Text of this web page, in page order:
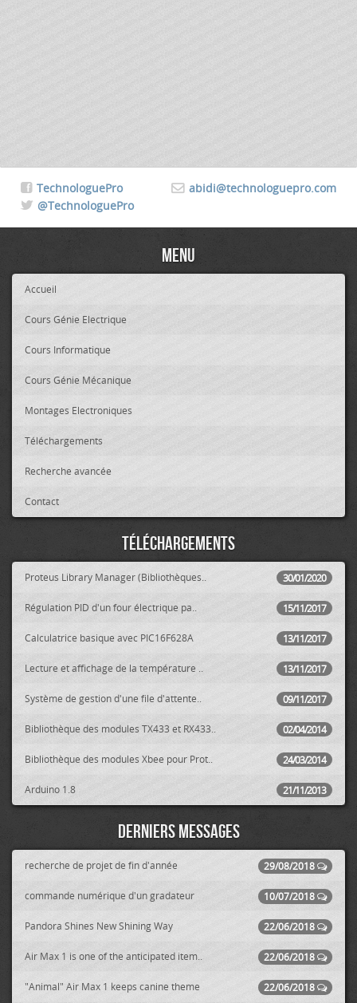
abidi@technologuepro.com
TechnologuePro
@TechnologuePro
Menu
Accueil
Cours Génie Electrique
Cours Informatique
Cours Génie Mécanique
Montages Electroniques
Téléchargements
Recherche avancée
Contact
Téléchargements
30/01/2020
Proteus Library Manager (Bibliothèques..
15/11/2017
Régulation PID d'un four électrique pa..
13/11/2017
Calculatrice basique avec PIC16F628A
13/11/2017
Lecture et affichage de la température ..
09/11/2017
Système de gestion d'une file d'attente..
02/04/2014
Bibliothèque des modules TX433 et RX433..
24/03/2014
Bibliothèque des modules Xbee pour Prot..
21/11/2013
Arduino 1.8
Derniers messages
29/08/2018
recherche de projet de fin d'année
10/07/2018
commande numérique d'un gradateur
22/06/2018
Pandora Shines New Shining Way
22/06/2018
Air Max 1 is one of the anticipated item..
22/06/2018
"Animal" Air Max 1 keeps canine theme